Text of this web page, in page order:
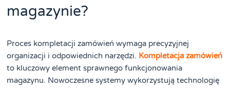
magazynie?
Proces kompletacji zamówień wymaga precyzyjnej
organizacji i odpowiednich narzędzi. Kompletacja zamówień
to kluczowy element sprawnego funkcjonowania
magazynu. Nowoczesne systemy wykorzystują technologię